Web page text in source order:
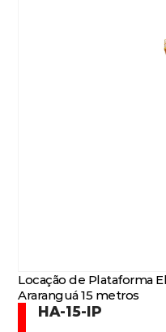
Locação de Plataforma
Araranguá 15 metros
HA-15-IP